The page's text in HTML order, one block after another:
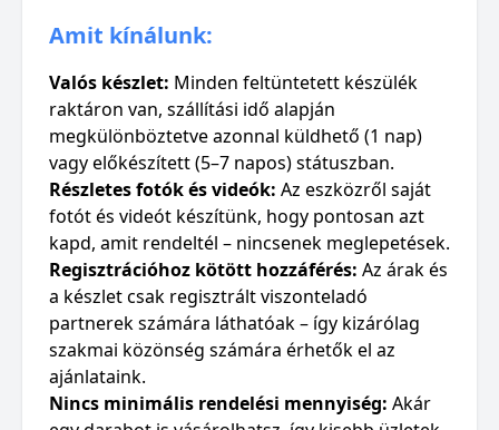
Amit kínálunk:
Valós készlet: Minden feltüntetett készülék
raktáron van, szállítási idő alapján
megkülönböztetve azonnal küldhető (1 nap)
vagy előkészített (5–7 napos) státuszban.
Részletes fotók és videók: Az eszközről saját
fotót és videót készítünk, hogy pontosan azt
kapd, amit rendeltél – nincsenek meglepetések.
Regisztrációhoz kötött hozzáférés: Az árak és
a készlet csak regisztrált viszonteladó
partnerek számára láthatóak – így kizárólag
szakmai közönség számára érhetők el az
ajánlataink.
Nincs minimális rendelési mennyiség: Akár